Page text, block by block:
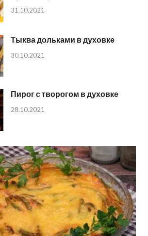
31.10.2021
Тыква дольками в духовке
30.10.2021
Пирог с творогом в духовке
28.10.2021